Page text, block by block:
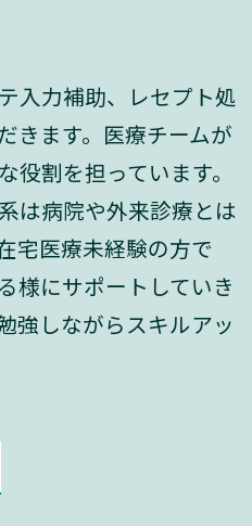
入力補助、レセプト処
きます。医療チームが
役割を担っています。
は病院や外来診療とは
宅医療未経験の方で
様にサポートしていき
強しながらスキルアッ